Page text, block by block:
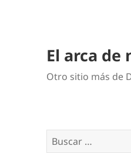
El arca de
Otro sitio más de
Buscar: